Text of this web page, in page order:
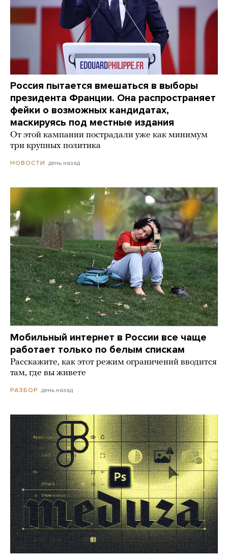
Россия пытается вмешаться в выборы
президента Франции. Она распространяет
фейки о возможных кандидатах,
маскируясь под местные издания
От этой кампании пострадали уже как минимум
три крупных политика
НОВОСТИ день назад
Мобильный интернет в России все чаще
работает только по белым спискам
Расскажите, как этот режим ограничений вводится
там, где вы живете
РАЗБОР день назад